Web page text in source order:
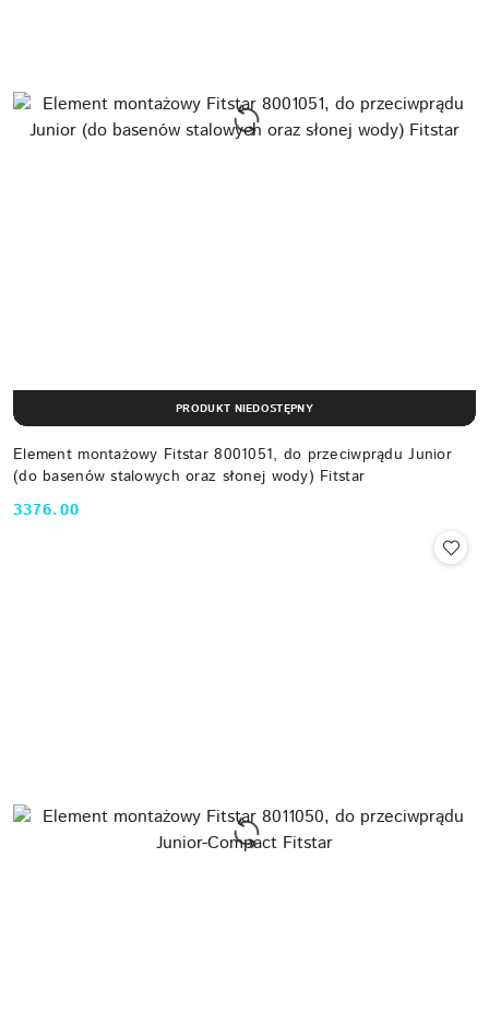
Element montażowy Fitstar 8001051, do przeciwprądu Junior
(do basenów stalowych oraz słonej wody) Fitstar
Cena:
3376.00
PRODUKT NIEDOSTĘPNY